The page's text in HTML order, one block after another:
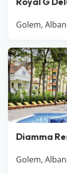
Golem,
Diamma
Golem,